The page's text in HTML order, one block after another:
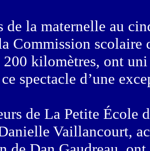
de la maternelle au
Commission
200 kilomètres, ont
spectacle d’une
de La Petite École
Vaillancourt,